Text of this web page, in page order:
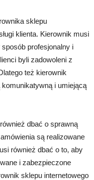
sklepu
klienta. Kierownik musi
profesjonalny i
byli zadowoleni z
też kierownik
i umiejącą
dbać o sprawną
są realizowane
również dbać o to, aby
i zabezpieczone
sklepu internetowego